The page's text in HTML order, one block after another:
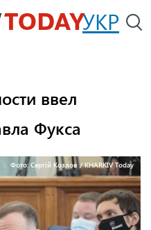
УКР
ввел
Фукса
Фото: Сергій Козлов / KHARKIV Today